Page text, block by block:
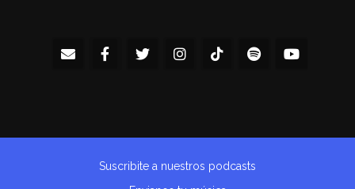
Suscribite a nuestros podcasts